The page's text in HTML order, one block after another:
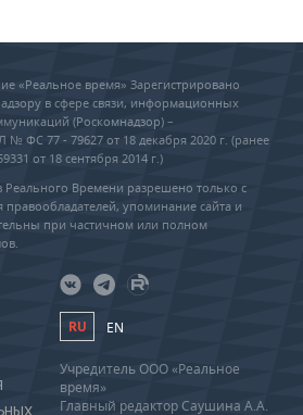
«Реальное время» Зарегистрировано
в сфере связи, информационных
(Роскомнадзор) –
ФС 77 - 79627 от 18 декабря 2020 г. (ранее
от 18 сентября 2014 г.)
Реального Времени разрешено только с
правообладателей, упоминание сайта и
при частичном или полном
RU EN
Учредитель ООО «Реальное
время»
Главный редактор Саушина А.А.